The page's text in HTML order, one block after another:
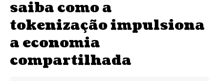
saiba como a
tokenização impulsiona
a economia
compartilhada